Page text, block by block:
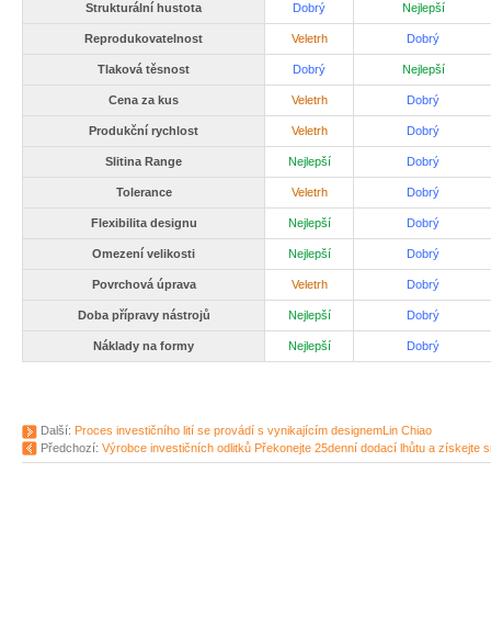
Strukturální hustota Dobrý Nejlepší
Reprodukovatelnost Veletrh Dobrý
Tlaková těsnost Dobrý Nejlepší
Cena za kus Veletrh Dobrý
Produkční rychlost Veletrh Dobrý
Slitina Range Nejlepší Dobrý
Tolerance Veletrh Dobrý
Flexibilita designu Nejlepší Dobrý
Omezení velikosti Nejlepší Dobrý
Povrchová úprava Veletrh Dobrý
Doba přípravy nástrojů Nejlepší Dobrý
Náklady na formy Nejlepší Dobrý
Další: Proces investičního lití se provádí s vynikajícím designemLin Chiao
Předchozí: Výrobce investičních odlitků Překonejte 25denní dodací lhůtu a získejte